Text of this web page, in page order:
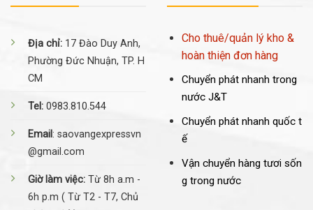
Địa chỉ: 17 Đào Duy Anh,
Phường Đức Nhuận, TP. H
CM
Tel: 0983.810.544
Email: saovangexpressvn
@gmail.com
Giờ làm việc: Từ 8h a.m -
6h p.m ( Từ T2 - T7, Chủ
Cho thuê/quản lý kho &
hoàn thiện đơn hàng
Chuyển phát nhanh trong
nước J&T
Chuyển phát nhanh quốc t
ế
Vận chuyển hàng tươi sốn
g trong nước